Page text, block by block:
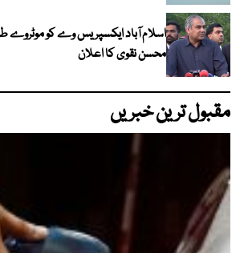
اسلام آباد ایکسپریس وے کو موٹروے
محسن نقوی کا اعلان
مقبول ترین خبریں